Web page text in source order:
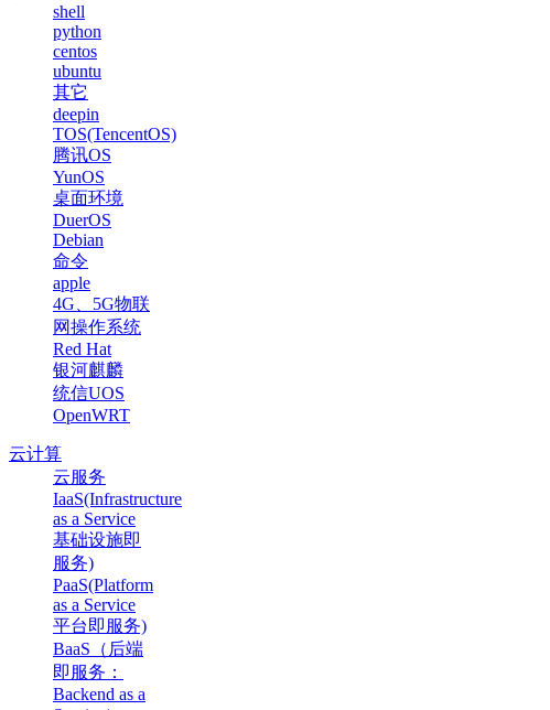
shell
python
centos
ubuntu
其它
deepin
TOS(TencentOS)
腾讯OS
YunOS
桌面环境
DuerOS
Debian
命令
apple
4G、5G物联
网操作系统
Red Hat
银河麒麟
统信UOS
OpenWRT
云计算
云服务
IaaS(Infrastructure
as a Service
基础设施即
服务)
PaaS(Platform
as a Service
平台即服务)
BaaS（后端
即服务：
Backend as a